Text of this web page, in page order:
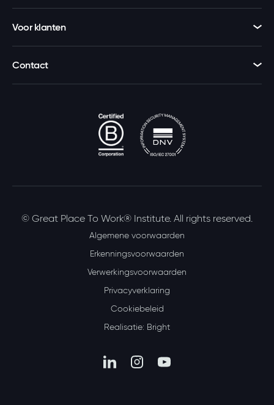
Voor klanten
Contact
© Great Place To Work® Institute. All rights reserved.
Algemene voorwaarden
Erkenningsvoorwaarden
Verwerkingsvoorwaarden
Privacyverklaring
Cookiebeleid
Realisatie: Bright